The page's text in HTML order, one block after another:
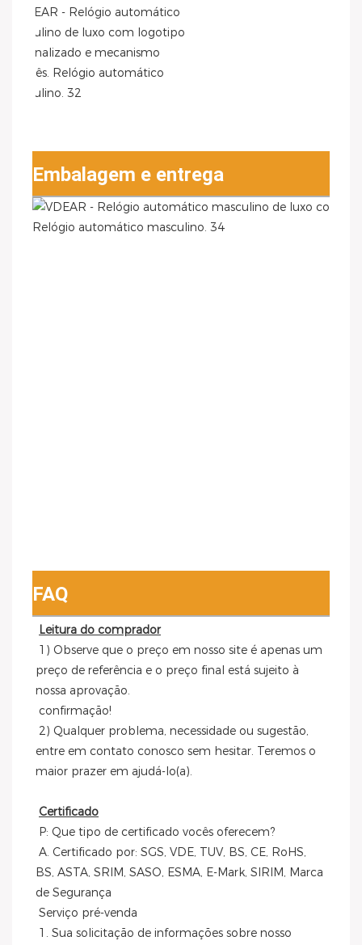
Embalagem e entrega
FAQ
Leitura do comprador
preço de referência e o preço final está sujeito à
nossa aprovação.
confirmação!
entre em contato conosco sem hesitar. Teremos o
maior prazer em ajudá-lo(a).
Certificado
P: Que tipo de certificado vocês oferecem?
BS, ASTA, SRIM, SASO, ESMA, E-Mark, SIRIM, Marca
de Segurança
Serviço pré-venda